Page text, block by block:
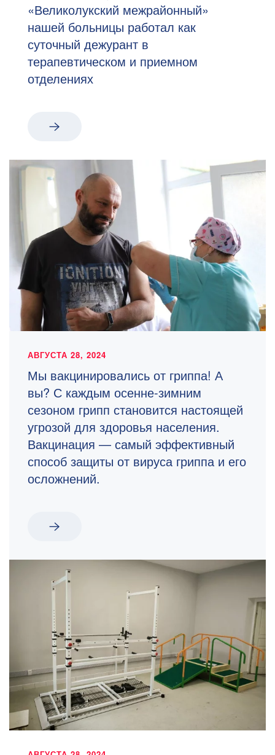
«Великолукский межрайонный»
нашей больницы работал как
суточный дежурант в
терапевтическом и приемном
отделениях
АВГУСТА 28, 2024
Мы вакцинировались от гриппа! А
вы? С каждым осенне-зимним
сезоном грипп становится настоящей
угрозой для здоровья населения.
Вакцинация — самый эффективный
способ защиты от вируса гриппа и его
осложнений.